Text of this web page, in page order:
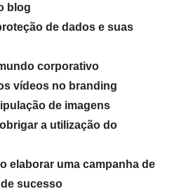
blog
de dados e suas
corporativo
vídeos no branding
de imagens
a utilização do
elaborar uma campanha de
sucesso